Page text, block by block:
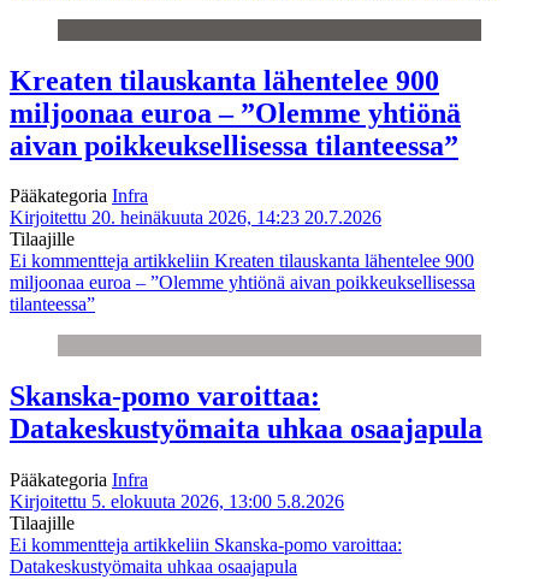
Kreaten tilauskanta lähentelee 900
miljoonaa euroa – ”Olemme yhtiönä
aivan poikkeuksellisessa tilanteessa”
Pääkategoria Infra
Kirjoitettu 20. heinäkuuta 2026, 14:23 20.7.2026
Tilaajille
Ei kommentteja artikkeliin Kreaten tilauskanta lähentelee 900
miljoonaa euroa – ”Olemme yhtiönä aivan poikkeuksellisessa
tilanteessa”
Skanska-pomo varoittaa:
Datakeskustyömaita uhkaa osaajapula
Pääkategoria Infra
Kirjoitettu 5. elokuuta 2026, 13:00 5.8.2026
Tilaajille
Ei kommentteja artikkeliin Skanska-pomo varoittaa:
Datakeskustyömaita uhkaa osaajapula